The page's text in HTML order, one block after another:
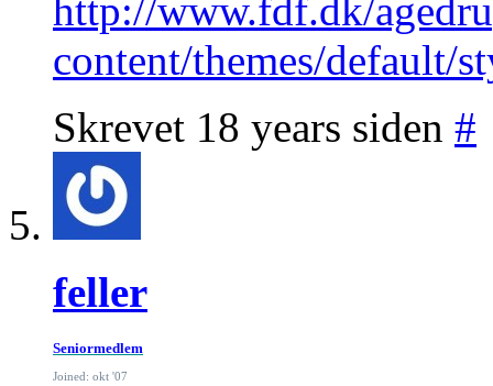
http://www.fdf.dk/
content/themes/default/
Skrevet 18 years siden #
feller
Seniormedlem
Joined: okt '07